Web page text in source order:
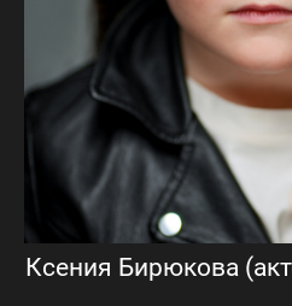
Ксения Бирюкова